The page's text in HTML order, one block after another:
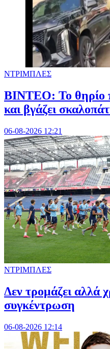
ΝΤΡΙΜΠΛΕΣ
ΒΙΝΤΕΟ: Το θηρίο
και βγάζει
06-08-2026 12:21
ΝΤΡΙΜΠΛΕΣ
Δεν τρομάζει αλλά
συγκέντρωση
06-08-2026 12:14